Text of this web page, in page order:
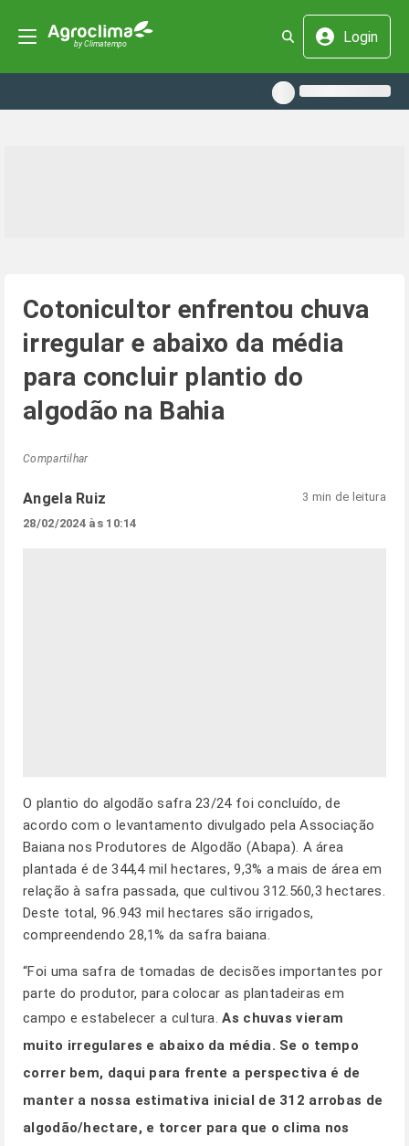
Login
Cotonicultor enfrentou chuva
irregular e abaixo da média
para concluir plantio do
algodão na Bahia
Compartilhar
Angela Ruiz
28/02/2024 às 10:14
3 min de leitura
O plantio do algodão safra 23/24 foi concluído, de
acordo com o levantamento divulgado pela Associação
Baiana nos Produtores de Algodão (Abapa). A área
plantada é de 344,4 mil hectares, 9,3% a mais de área em
relação à safra passada, que cultivou 312.560,3 hectares.
Deste total, 96.943 mil hectares são irrigados,
compreendendo 28,1% da safra baiana.
“Foi uma safra de tomadas de decisões importantes por
parte do produtor, para colocar as plantadeiras em
campo e estabelecer a cultura.As chuvas vieram
muito irregulares e abaixo da média. Se o tempo
correr bem, daqui para frente a perspectiva é de
manter a nossa estimativa inicial de 312 arrobas de
algodão/hectare, e torcer para que o clima nos